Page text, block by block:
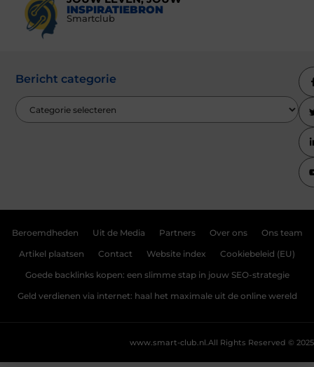
INSPIRATIEBRON
Smartclub
Bericht categorie
Beroemdheden Uit de Media Partners Over ons Ons team
Artikel plaatsen Contact Website index Cookiebeleid (EU)
Goede backlinks kopen: een slimme stap in jouw SEO-strategie
Geld verdienen via internet: haal het maximale uit de online wereld
All Rights Reserved © 2025
www.smart-club.nl.